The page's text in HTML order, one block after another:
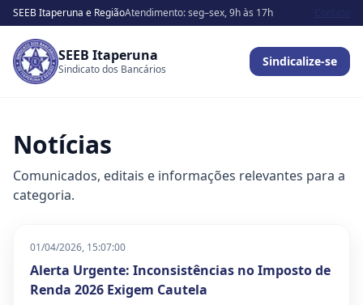
SEEB Itaperuna e RegiãoAtendimento: seg–sex, 9h às 17h
SEEB Itaperuna
Sindicato dos Bancários
Sindicalize-se
Notícias
Comunicados, editais e informações relevantes para a
categoria.
01/04/2026, 15:07:00
Alerta Urgente: Inconsistências no Imposto de
Renda 2026 Exigem Cautela